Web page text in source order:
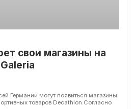
свои магазины на
Германии могут появиться магазины
товаров Decathlon.Согласно